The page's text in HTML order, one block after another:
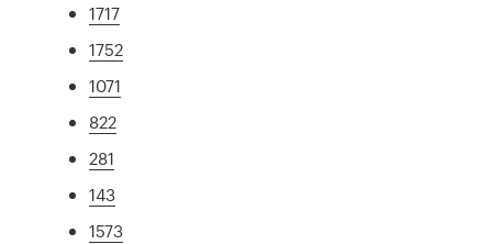
1717
1752
1071
822
281
143
1573